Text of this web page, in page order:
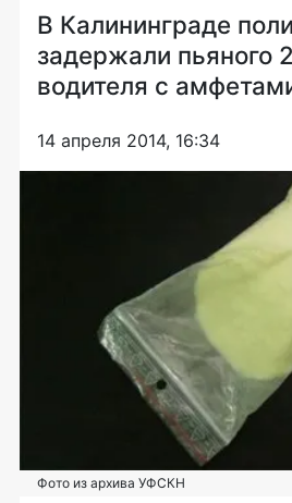
В Калининграде
задержали пьяного
водителя с
14 апреля 2014, 16:34
Фото из архива УФСКН